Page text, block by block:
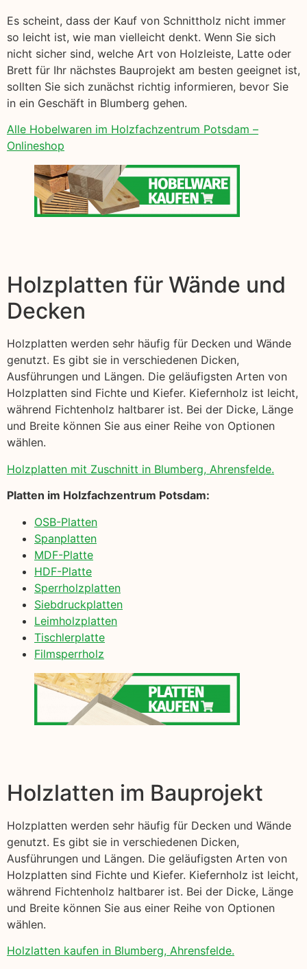
Es scheint, dass der Kauf von Schnittholz nicht immer
so leicht ist, wie man vielleicht denkt. Wenn Sie sich
nicht sicher sind, welche Art von Holzleiste, Latte oder
Brett für Ihr nächstes Bauprojekt am besten geeignet ist,
sollten Sie sich zunächst richtig informieren, bevor Sie
in ein Geschäft in Blumberg gehen.
Alle Hobelwaren im Holzfachzentrum Potsdam –
Onlineshop
Holzplatten für Wände und
Decken
Holzplatten werden sehr häufig für Decken und Wände
genutzt. Es gibt sie in verschiedenen Dicken,
Ausführungen und Längen. Die geläufigsten Arten von
Holzplatten sind Fichte und Kiefer. Kiefernholz ist leicht,
während Fichtenholz haltbarer ist. Bei der Dicke, Länge
und Breite können Sie aus einer Reihe von Optionen
wählen.
Holzplatten mit Zuschnitt in Blumberg, Ahrensfelde.
Platten im Holzfachzentrum Potsdam:
OSB-Platten
Spanplatten
MDF-Platte
HDF-Platte
Sperrholzplatten
Siebdruckplatten
Leimholzplatten
Tischlerplatte
Filmsperrholz
Holzlatten im Bauprojekt
Holzplatten werden sehr häufig für Decken und Wände
genutzt. Es gibt sie in verschiedenen Dicken,
Ausführungen und Längen. Die geläufigsten Arten von
Holzplatten sind Fichte und Kiefer. Kiefernholz ist leicht,
während Fichtenholz haltbarer ist. Bei der Dicke, Länge
und Breite können Sie aus einer Reihe von Optionen
wählen.
Holzlatten kaufen in Blumberg, Ahrensfelde.